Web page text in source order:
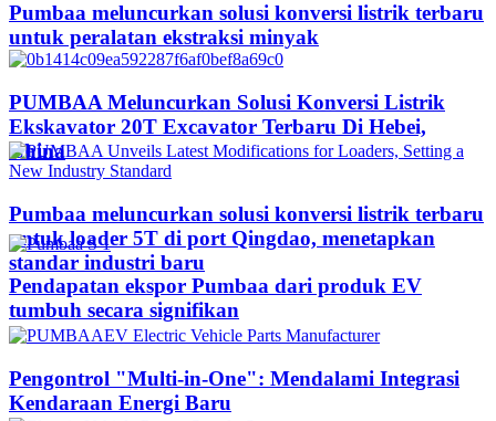
Pumbaa meluncurkan solusi konversi listrik terbaru
untuk peralatan ekstraksi minyak
PUMBAA Meluncurkan Solusi Konversi Listrik
Ekskavator 20T Excavator Terbaru Di Hebei,
China
Pumbaa meluncurkan solusi konversi listrik terbaru
untuk loader 5T di port Qingdao, menetapkan
standar industri baru
Pendapatan ekspor Pumbaa dari produk EV
tumbuh secara signifikan
Pengontrol "Multi-in-One": Mendalami Integrasi
Kendaraan Energi Baru